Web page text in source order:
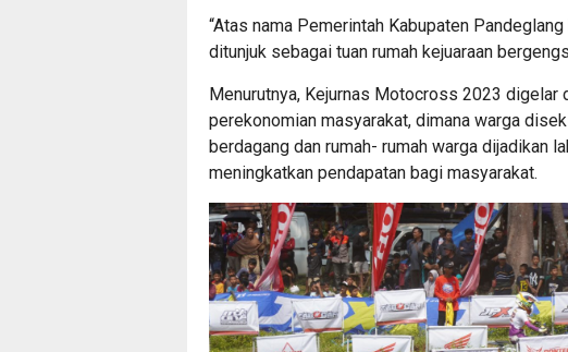
“Atas nama Pemerintah Kabupaten
ditunjuk sebagai tuan rumah kejuaraan
Menurutnya, Kejurnas Motocross 2023 digelar
perekonomian masyarakat, dimana warga
berdagang dan rumah- rumah warga dijadikan
meningkatkan pendapatan bagi masyarakat.